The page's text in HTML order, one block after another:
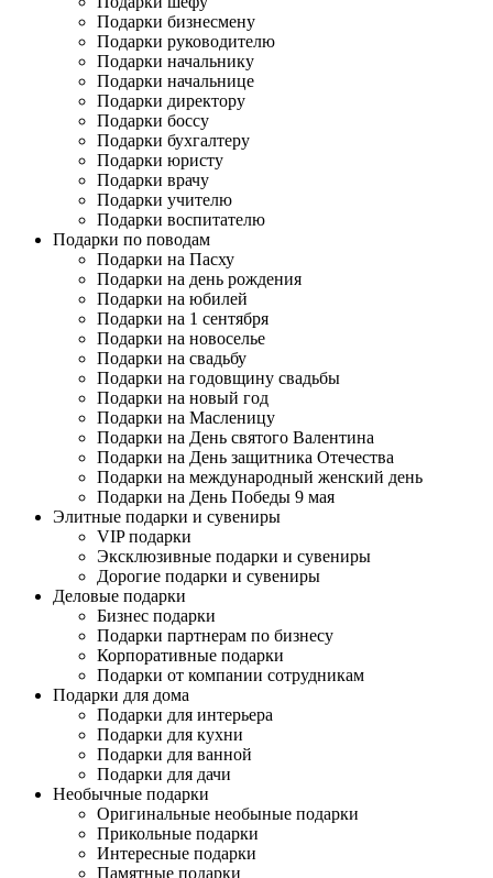
Подарки бизнесмену
Подарки руководителю
Подарки начальнику
Подарки начальнице
Подарки директору
Подарки боссу
Подарки бухгалтеру
Подарки юристу
Подарки врачу
Подарки учителю
Подарки воспитателю
Подарки по поводам
Подарки на Пасху
Подарки на день рождения
Подарки на юбилей
Подарки на 1 сентября
Подарки на новоселье
Подарки на свадьбу
Подарки на годовщину свадьбы
Подарки на новый год
Подарки на Масленицу
Подарки на День святого Валентина
Подарки на День защитника Отечества
Подарки на международный женский день
Подарки на День Победы 9 мая
Элитные подарки и сувениры
VIP подарки
Эксклюзивные подарки и сувениры
Дорогие подарки и сувениры
Деловые подарки
Бизнес подарки
Подарки партнерам по бизнесу
Корпоративные подарки
Подарки от компании сотрудникам
Подарки для дома
Подарки для интерьера
Подарки для кухни
Подарки для ванной
Подарки для дачи
Необычные подарки
Оригинальные необыные подарки
Прикольные подарки
Интересные подарки
Памятные подарки